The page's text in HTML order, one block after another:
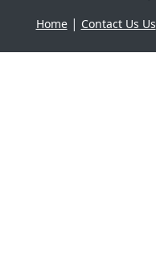
Home| Contact Us Us